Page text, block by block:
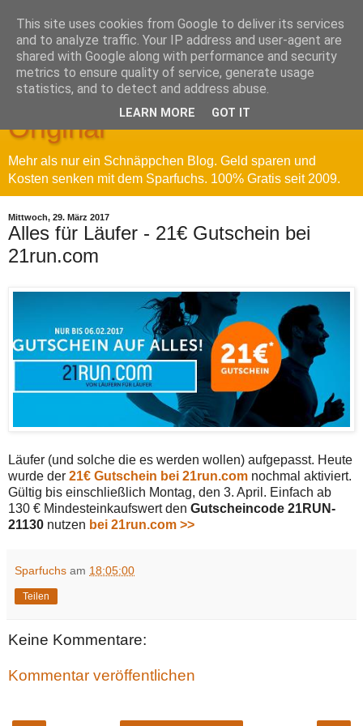
Sparfuchs' Blog - Das
Original
Mehr als nur ein Schnäppchen Blog. Geld sparen und
Kosten senken mit dem Sparfuchs. 100% Gratis seit 2009.
Mittwoch, 29. März 2017
Alles für Läufer - 21€ Gutschein bei
21run.com
Läufer (und solche die es werden wollen) aufgepasst. Heute
wurde der 21€ Gutschein bei 21run.com nochmal aktiviert.
Gültig bis einschließlich Montag, den 3. April. Einfach ab
130 € Mindesteinkaufswert den Gutscheincode 21RUN-
21130 nutzen bei 21run.com >>
Sparfuchs am 18:05:00
Teilen
Keine Kommentare:
Kommentar veröffentlichen
This site uses cookies from Google to deliver its services
and to analyze traffic. Your IP address and user-agent are
shared with Google along with performance and security
metrics to ensure quality of service, generate usage
statistics, and to detect and address abuse.
LEARN MORE GOT IT